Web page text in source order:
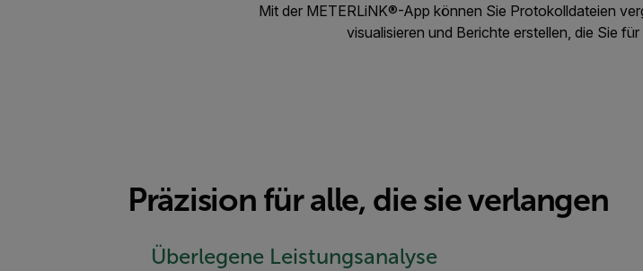
Mit der METERLiNK®-App können Sie Protokolldateien
visualisieren und Berichte erstellen, die Sie
Präzision für alle, die sie verlangen
Überlegene Leistungsanalyse